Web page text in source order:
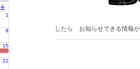
土
1
8
15
22
したら お知らせできる情報